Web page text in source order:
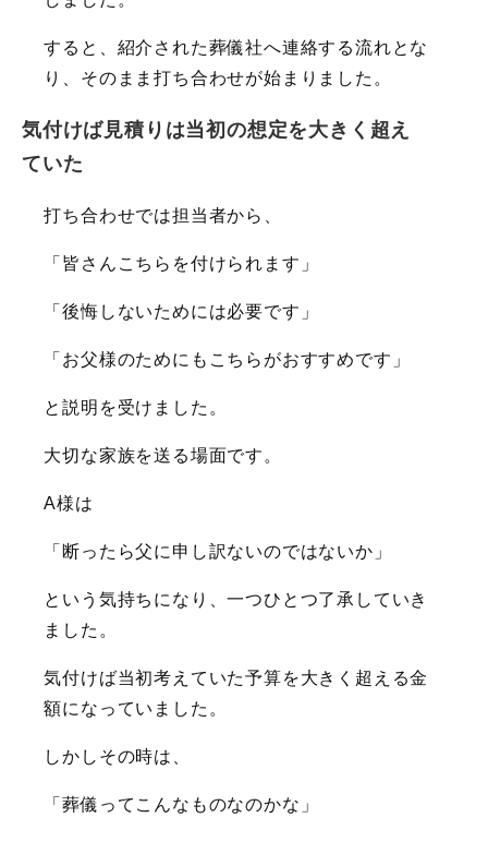
すると、紹介された葬儀社へ連絡する流れとな
り、そのまま打ち合わせが始まりました。
気付けば見積りは当初の想定を大きく超え
ていた
打ち合わせでは担当者から、
「皆さんこちらを付けられます」
「後悔しないためには必要です」
「お父様のためにもこちらがおすすめです」
と説明を受けました。
大切な家族を送る場面です。
A様は
「断ったら父に申し訳ないのではないか」
という気持ちになり、一つひとつ了承していき
ました。
気付けば当初考えていた予算を大きく超える金
額になっていました。
しかしその時は、
「葬儀ってこんなものなのかな」